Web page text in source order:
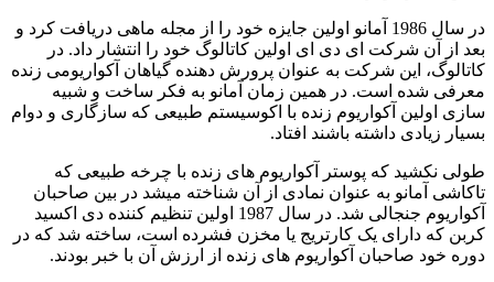
در سال 1986 آمانو اولین جایزه خود را از مجله ماهی دریافت کرد و
بعد از آن شرکت ای دی ای اولین کاتالوگ خود را انتشار داد. در
کاتالوگ، این شرکت به عنوان پرورش دهنده گیاهان آکواریومی زنده
معرفی شده است. در همین زمان آمانو به فکر ساخت و شبیه
سازی اولین آکواریوم زنده با اکوسیستم طبیعی که سازگاری و دوام
بسیار زیادی داشته باشند افتاد.
طولی نکشید که پوستر آکواریوم های زنده با چرخه طبیعی که
تاکاشی آمانو به عنوان نمادی از آن شناخته میشد در بین صاحبان
آکواریوم جنجالی شد. در سال 1987 اولین تنظیم کننده دی اکسید
کربن که دارای یک کارتریج یا مخزن فشرده است، ساخته شد که در
دوره خود صاحبان آکواریوم های زنده از ارزش آن با خبر بودند.